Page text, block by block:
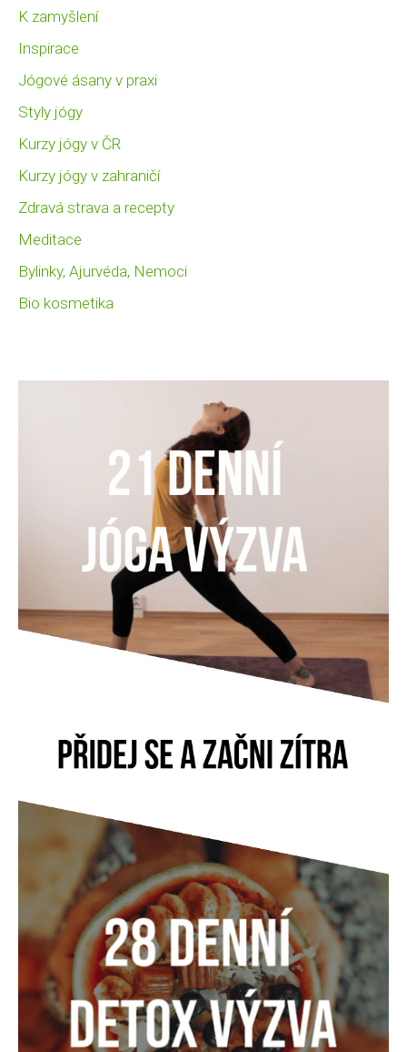
K zamyšlení
Inspirace
Jógové ásany v praxi
Styly jógy
Kurzy jógy v ČR
Kurzy jógy v zahraničí
Zdravá strava a recepty
Meditace
Bylinky, Ajurvéda, Nemoci
Bio kosmetika